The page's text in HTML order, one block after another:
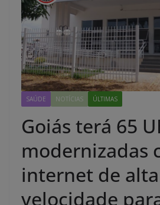
SAÚDE NOTÍCIAS ÚLTIMAS
Goiás terá 65
modernizadas
internet de alta
velocidade